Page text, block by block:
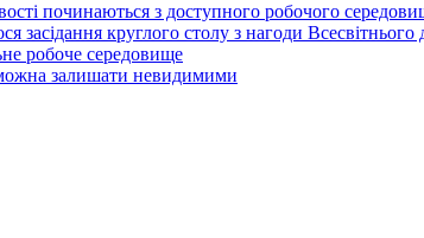
починаються з доступного робочого
засідання круглого столу з нагоди
робоче середовище
залишати невидимими